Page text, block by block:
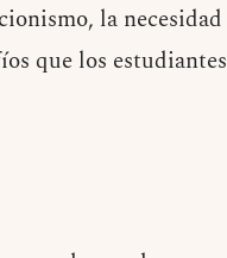
la necesidad
que los estudiantes